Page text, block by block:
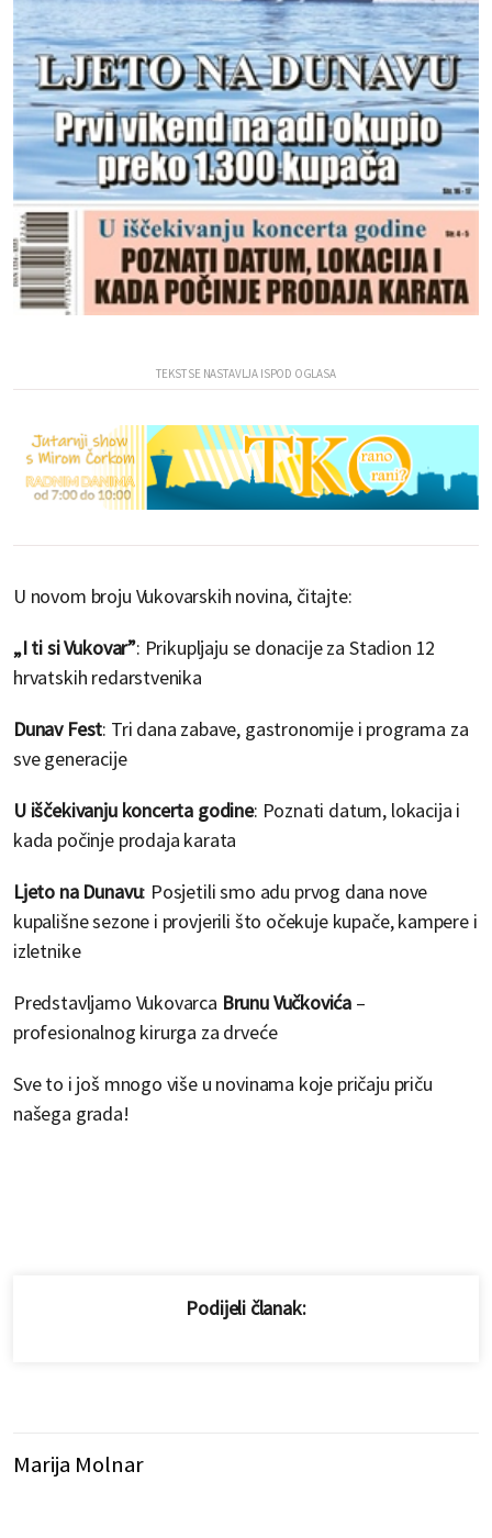
U novom broju Vukovarskih novina, čitajte:
„I ti si Vukovar”: Prikupljaju se donacije za Stadion 12
hrvatskih redarstvenika
Dunav Fest: Tri dana zabave, gastronomije i programa za
sve generacije
U iščekivanju koncerta godine: Poznati datum, lokacija i
kada počinje prodaja karata
Ljeto na Dunavu: Posjetili smo adu prvog dana nove
kupališne sezone i provjerili što očekuje kupače, kampere i
izletnike
Predstavljamo Vukovarca Brunu Vučkovića –
profesionalnog kirurga za drveće
Sve to i još mnogo više u novinama koje pričaju priču
našega grada!
Podijeli članak:
Marija Molnar